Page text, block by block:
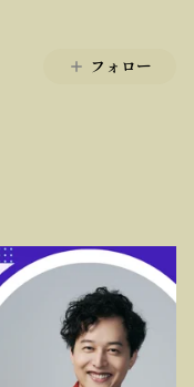
フォロー